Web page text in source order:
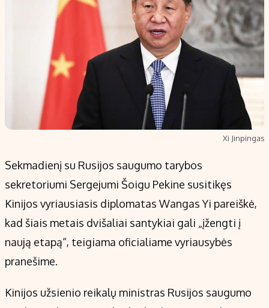
Xi Jinpingas
Sekmadienį su Rusijos saugumo tarybos
sekretoriumi Sergejumi Šoigu Pekine susitikęs
Kinijos vyriausiasis diplomatas Wangas Yi pareiškė,
kad šiais metais dvišaliai santykiai gali „įžengti į
naują etapą“, teigiama oficialiame vyriausybės
pranešime.
Kinijos užsienio reikalų ministras Rusijos saugumo